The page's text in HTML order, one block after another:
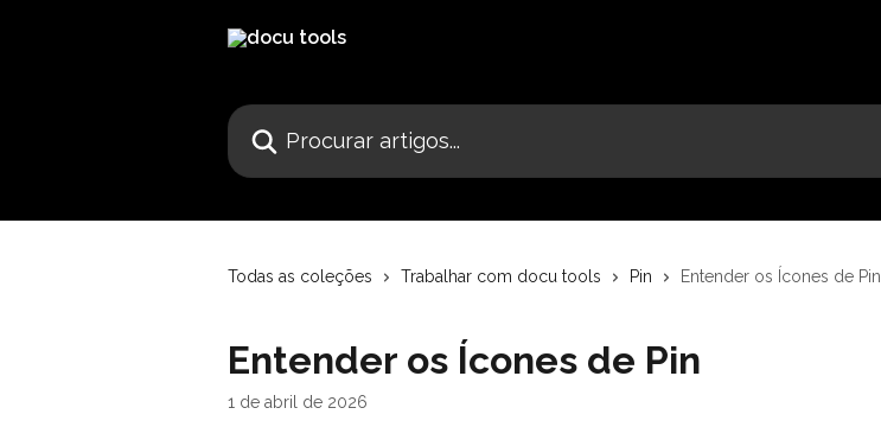
Procurar artigos...
Todas as coleções Trabalhar com docu tools Pin Entender os Ícones de Pin
Entender os Ícones de Pin
1 de abril de 2026